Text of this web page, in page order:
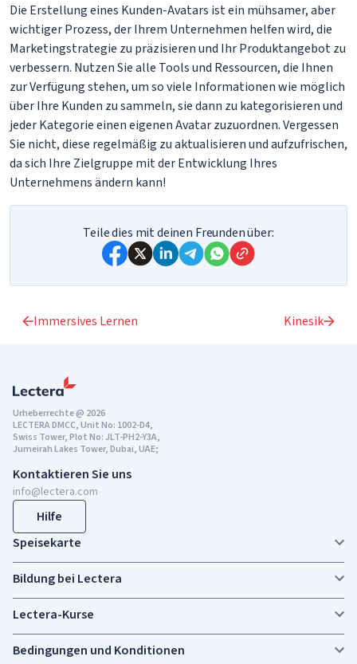
Die Erstellung eines Kunden-Avatars ist ein mühsamer, aber
wichtiger Prozess, der Ihrem Unternehmen helfen wird, die
Marketingstrategie zu präzisieren und Ihr Produktangebot zu
verbessern. Nutzen Sie alle Tools und Ressourcen, die Ihnen
zur Verfügung stehen, um so viele Informationen wie möglich
über Ihre Kunden zu sammeln, sie dann zu kategorisieren und
jeder Kategorie einen eigenen Avatar zuzuordnen. Vergessen
Sie nicht, diese regelmäßig zu aktualisieren und aufzufrischen,
da sich Ihre Zielgruppe mit der Entwicklung Ihres
Unternehmens ändern kann!
Teile dies mit deinen Freunden über:
Immersives Lernen Kinesik
Urheberrechte @ 2026
LECTERA DMCC, Unit No: 1002-D4,
Swiss Tower, Plot No: JLT-PH2-Y3A,
Jumeirah Lakes Tower, Dubai, UAE;
Kontaktieren Sie uns
info@lectera.com
Hilfe
Speisekarte
Bildung bei Lectera
Lectera-Kurse
Bedingungen und Konditionen